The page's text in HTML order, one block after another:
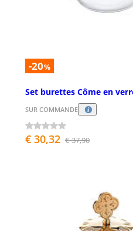
-20%
Set burettes Côme en
SUR COMMANDE
€ 30,32 € 37,90